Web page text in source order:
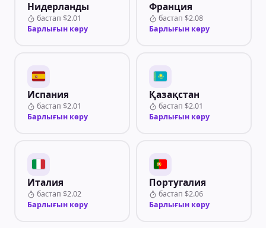
Нидерланды
бастап $2.01
Барлығын көру
Франция
бастап $2.08
Барлығын көру
Испания
бастап $2.01
Барлығын көру
Қазақстан
бастап $2.01
Барлығын көру
Италия
бастап $2.02
Барлығын көру
Португалия
бастап $2.06
Барлығын көру